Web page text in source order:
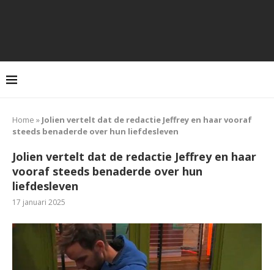
Home » Jolien vertelt dat de redactie Jeffrey en haar vooraf
steeds benaderde over hun liefdesleven
Jolien vertelt dat de redactie Jeffrey en haar
vooraf steeds benaderde over hun
liefdesleven
17 januari 2025